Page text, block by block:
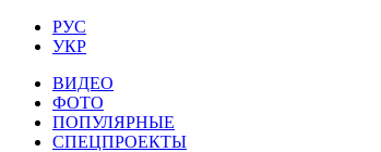
РУС
УКР
ВИДЕО
ФОТО
ПОПУЛЯРНЫЕ
СПЕЦПРОЕКТЫ